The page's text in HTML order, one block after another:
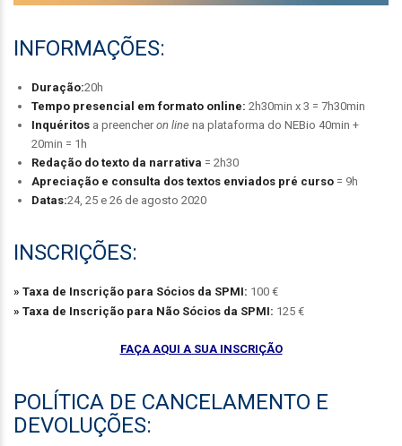
INFORMAÇÕES:
Duração:20h
Tempo presencial em formato online: 2h30min x 3 = 7h30min
Inquéritos a preencheron line na plataforma do NEBio 40min +
20min = 1h
Redação do texto da narrativa = 2h30
Apreciação e consulta dos textos enviados pré curso = 9h
Datas:24, 25 e 26 de agosto 2020
INSCRIÇÕES:
» Taxa de Inscrição para Sócios da SPMI: 100 €
» Taxa de Inscrição para Não Sócios da SPMI: 125 €
FAÇA AQUI A SUA INSCRIÇÃO
POLÍTICA DE CANCELAMENTO E
DEVOLUÇÕES: